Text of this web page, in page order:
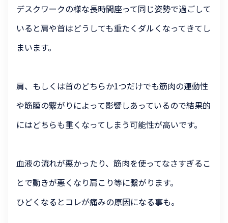
デスクワークの様な長時間座って同じ姿勢で過ごして
いると肩や首はどうしても重たくダルくなってきてし
まいます。
肩、もしくは首のどちらか1つだけでも筋肉の連動性
や筋膜の繋がりによって影響しあっているので結果的
にはどちらも重くなってしまう可能性が高いです。
血液の流れが悪かったり、筋肉を使ってなさすぎるこ
とで動きが悪くなり肩こり等に繋がります。
ひどくなるとコレが痛みの原因になる事も。